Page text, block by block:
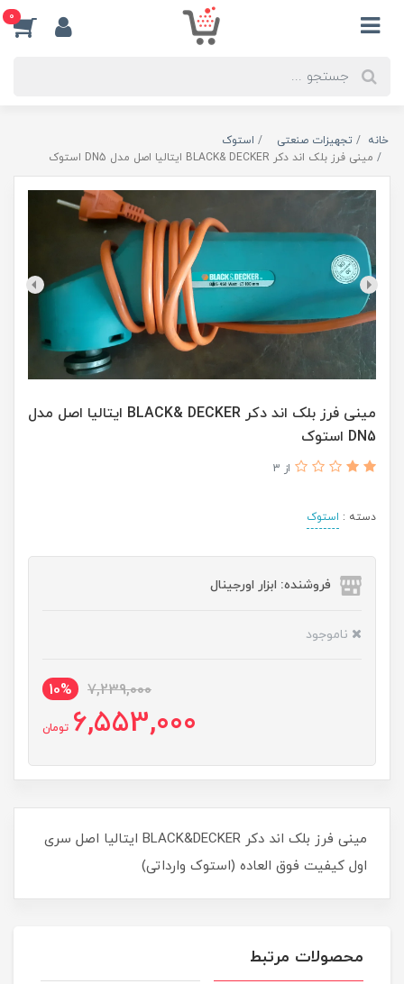
0
خانه تجهیزات صنعتی
استوک
مینی فرز بلک اند دکر BLACK& DECKER ایتالیا اصل مدل DN5 استوک
مینی فرز بلک اند دکر BLACK& DECKER ایتالیا اصل مدل
DN5 استوک
از 3
دسته : استوک
فروشنده: ابزار اورجینال
ناموجود
7,239,000
10%
6,553,000 تومان
مینی فرز بلک اند دکر BLACK&DECKER ایتالیا اصل سری
اول کیفیت فوق العاده (استوک وارداتی)
محصولات مرتبط